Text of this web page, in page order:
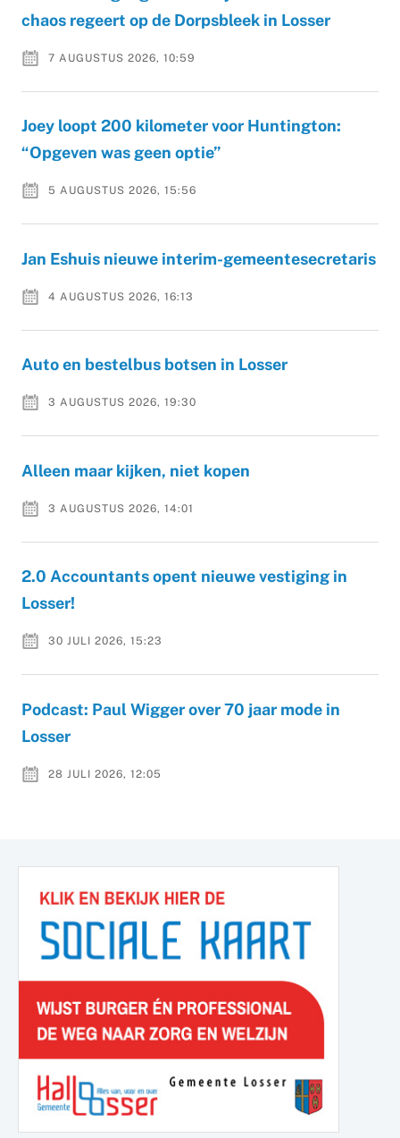
chaos regeert op de Dorpsbleek in Losser
7 AUGUSTUS 2026, 10:59
Joey loopt 200 kilometer voor Huntington:
“Opgeven was geen optie”
5 AUGUSTUS 2026, 15:56
Jan Eshuis nieuwe interim-gemeentesecretaris
4 AUGUSTUS 2026, 16:13
Auto en bestelbus botsen in Losser
3 AUGUSTUS 2026, 19:30
Alleen maar kijken, niet kopen
3 AUGUSTUS 2026, 14:01
2.0 Accountants opent nieuwe vestiging in
Losser!
30 JULI 2026, 15:23
Podcast: Paul Wigger over 70 jaar mode in
Losser
28 JULI 2026, 12:05